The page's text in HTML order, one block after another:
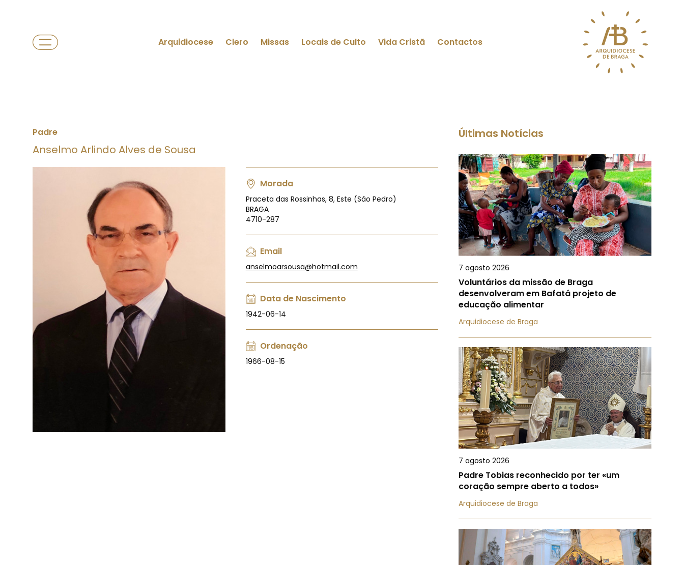
Arquidiocese Clero Missas Locais de Culto Vida Cristã Contactos
Padre
Anselmo Arlindo Alves de Sousa
Morada
Praceta das Rossinhas, 8, Este (São Pedro)
BRAGA
4710-287
Email
anselmoarsousa@hotmail.com
Data de Nascimento
1942-06-14
Ordenação
1966-08-15
Últimas Notícias
7 agosto 2026
Voluntários da missão de Braga
desenvolveram em Bafatá projeto de
educação alimentar
Arquidiocese de Braga
7 agosto 2026
Padre Tobias reconhecido por ter «um
coração sempre aberto a todos»
Arquidiocese de Braga